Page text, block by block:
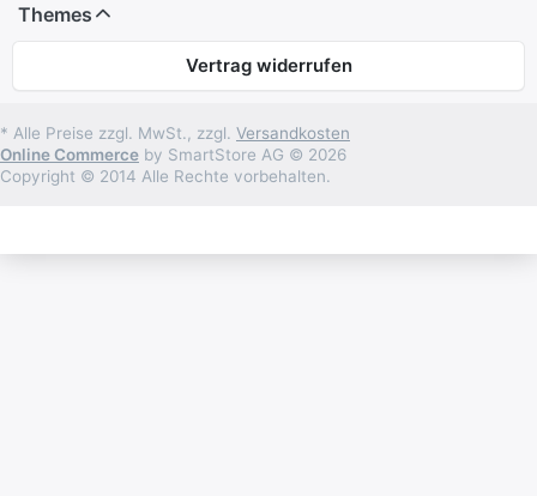
Themes
Vertrag widerrufen
* Alle Preise zzgl. MwSt., zzgl. Versandkosten
Online Commerce by SmartStore AG © 2026
Copyright © 2014 Alle Rechte vorbehalten.